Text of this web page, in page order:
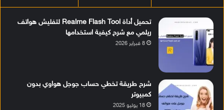
تحميل أداة Realme Flash Tool لتفليش هواتف
ريلمي مع شرح كيفية استخدامها
8 فبراير 2026
شرح طريقة تخطي حساب جوجل هواوي بدون
كمبيوتر
18 يوليو 2025